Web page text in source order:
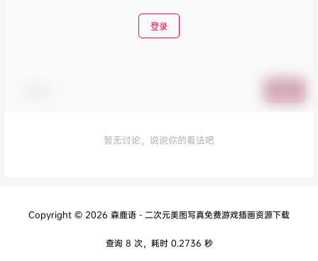
登录
暂无讨论，说说你的看法吧
Copyright © 2026 森鹿语 - 二次元美图写真免费游戏插画资源下载
查询 8 次，耗时 0.2736 秒